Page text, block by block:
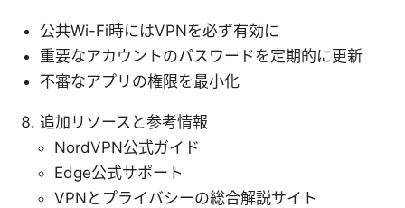
公共Wi-Fi時にはVPNを必ず有効に
重要なアカウントのパスワードを定期的に更新
不審なアプリの権限を最小化
追加リソースと参考情報
NordVPN公式ガイド
Edge公式サポート
VPNとプライバシーの総合解説サイト